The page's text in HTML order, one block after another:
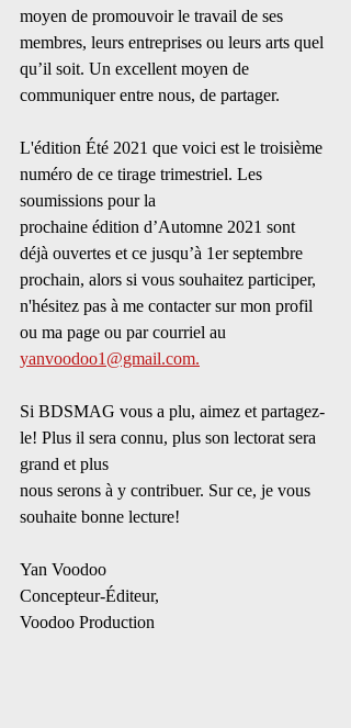
moyen de promouvoir le travail de ses
membres, leurs entreprises ou leurs arts quel
qu’il soit. Un excellent moyen de
communiquer entre nous, de partager.
L'édition Été 2021 que voici est le troisième
numéro de ce tirage trimestriel. Les
soumissions pour la
prochaine édition d’Automne 2021 sont
déjà ouvertes et ce jusqu’à 1er septembre
prochain, alors si vous souhaitez participer,
n'hésitez pas à me contacter sur mon profil
ou ma page ou par courriel au
yanvoodoo1@gmail.com.
Si BDSMAG vous a plu, aimez et partagez-
le! Plus il sera connu, plus son lectorat sera
grand et plus
nous serons à y contribuer. Sur ce, je vous
souhaite bonne lecture!
Yan Voodoo
Concepteur-Éditeur,
Voodoo Production